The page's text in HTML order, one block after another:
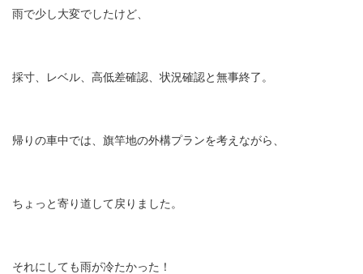
雨で少し大変でしたけど、
採寸、レベル、高低差確認、状況確認と無事終了。
帰りの車中では、旗竿地の外構プランを考えながら、
ちょっと寄り道して戻りました。
それにしても雨が冷たかった！